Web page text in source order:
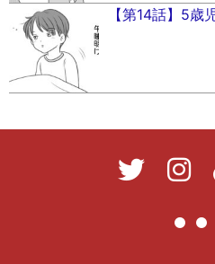
【第14話】5歳